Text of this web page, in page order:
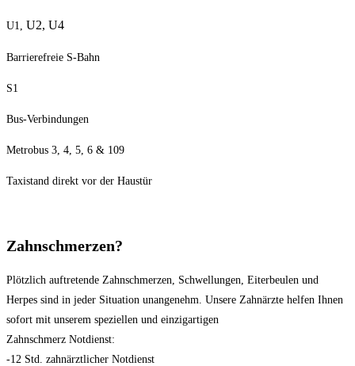
U1, U2, U4
Barrierefreie S-Bahn
S1
Bus-Verbindungen
Metrobus 3, 4, 5, 6 & 109
Taxistand direkt vor der Haustür
Zahnschmerzen?
Plötzlich auftretende Zahnschmerzen, Schwellungen, Eiterbeulen und
Herpes sind in jeder Situation unangenehm. Unsere Zahnärzte helfen Ihnen
sofort mit unserem speziellen und einzigartigen
Zahnschmerz Notdienst:
-12 Std. zahnärztlicher Notdienst